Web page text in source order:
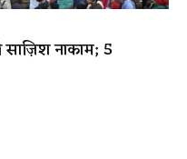
साज़िश नाकाम; 5